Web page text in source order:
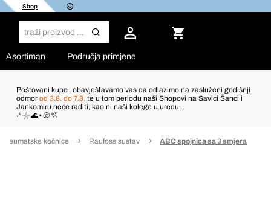
Shop
Asortiman Područja primjene
Poštovani kupci, obavještavamo vas da odlazimo na zasluženi godišnji
odmor od 3.8. do 7.8. te u tom periodu naši Shopovi na Savici Šanci i
Jankomiru neće raditi, kao ni naši kolege u uredu.
˖°𓇼🌊⋆🐚🫧
kočnice Raufoss sustav ABC spojnica sa 3 smjera